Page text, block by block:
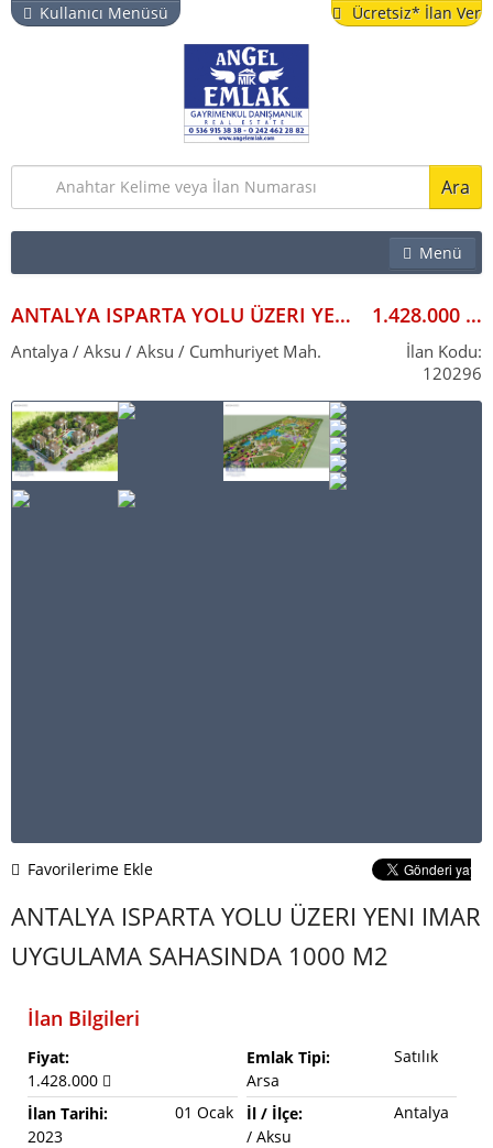
Kullanıcı Menüsü Ücretsiz* İlan Ver
Ara
Menü
ARSA & BAHÇE
YAZLIK
VITRIN İLANLAR
ANTALYA ISPARTA YOLU ÜZERI YENI IMAR UYGULAMA SAHASINDA 1000 M2
Antalya / Aksu / Aksu / Cumhuriyet Mah.
1.428.000
İlan Kodu:
120296
Favorilerime Ekle
ANTALYA ISPARTA YOLU ÜZERI YENI IMAR
UYGULAMA SAHASINDA 1000 M2
İlan Bilgileri
Fiyat:
1.428.000
Emlak Tipi:
Satılık
Arsa
İlan Tarihi:
01 Ocak
2023
İl / İlçe:
Antalya
/ Aksu